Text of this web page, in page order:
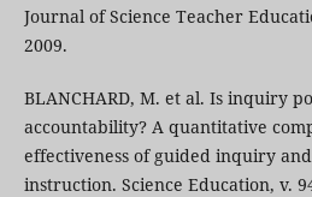
Journal of Science Teacher
2009.
BLANCHARD, M. et al. Is inquiry
accountability? A quantitative
effectiveness of guided inquiry
instruction. Science Education, v.